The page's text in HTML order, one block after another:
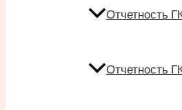
Отчетность
Отчетность